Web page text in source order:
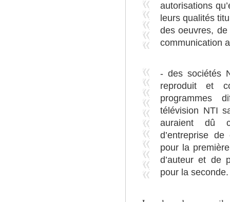
autorisations
leurs qualités
des oeuvres, de
communication
- des sociétés
reproduit et
programmes
télévision NTI
auraient dû
d’entreprise de
pour la
d’auteur et de
pour la seconde.